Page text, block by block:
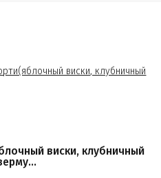
виски, клубничный